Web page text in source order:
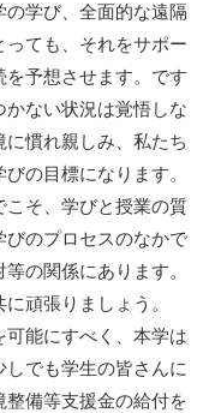
学び、全面的な遠隔
ても、それをサポー
を予想させます。です
ない状況は覚悟しな
慣れ親しみ、私たち
の目標になります。
こそ、学びと授業の質
びのプロセスのなかで
の関係にあります。
頑張りましょう。
能にすべく、本学は
でも学生の皆さんに
備等支援金の給付を